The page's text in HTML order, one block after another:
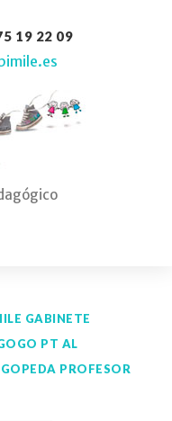
19 22 09
GABINETE
PT AL
PROFESOR